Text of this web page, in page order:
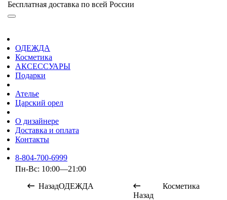
Бесплатная доставка по всей России
ОДЕЖДА
Косметика
АКСЕССУАРЫ
Подарки
Ателье
Царский орел
О дизайнере
Доставка и оплата
Контакты
8-804-700-6999
Пн-Вс: 10:00—21:00
НазадОДЕЖДА
Назад
Косметика